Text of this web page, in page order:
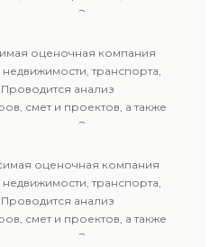
Эксперты
имущества и
соответствуют
и используются для
процессов.
оценочная компания
транспорта,
анализ
смет и проектов, а также
Эксперты
имущества и
соответствуют
и используются для
процессов.
оценочная компания
транспорта,
анализ
смет и проектов, а также
Эксперты